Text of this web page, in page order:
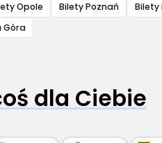
Opole Bilety Poznań Bilety
Góra
dla Ciebie